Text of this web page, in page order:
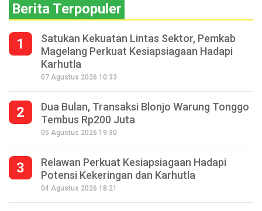
Berita Terpopuler
1
Satukan Kekuatan Lintas Sektor, Pemkab
Magelang Perkuat Kesiapsiagaan Hadapi
Karhutla
07 Agustus 2026 10:33
2
Dua Bulan, Transaksi Blonjo Warung Tonggo
Tembus Rp200 Juta
05 Agustus 2026 19:30
3
Relawan Perkuat Kesiapsiagaan Hadapi
Potensi Kekeringan dan Karhutla
04 Agustus 2026 18:21